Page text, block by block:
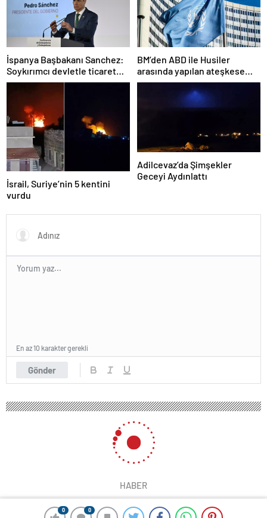
0 0
İspanya Başbakanı Sanchez:
Soykırımcı devletle ticaret
yapmayız
BM’den ABD ile Husiler
arasında yapılan ateşkese
ilişkin değerlendirme
İsrail, Suriye’nin 5 kentini
vurdu
Adilcevaz’da Şimşekler
Geceyi Aydınlattı
Gönder
En az 10 karakter gerekli
HABER